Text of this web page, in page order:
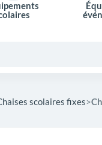
scolaires fixes